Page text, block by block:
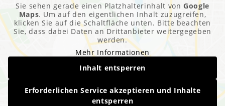
Sie sehen gerade einen Platzhalterinhalt vonGoogle
Maps. Um auf den eigentlichen Inhalt zuzugreifen,
klicken Sie auf die Schaltfläche unten. Bitte beachten
Sie, dass dabei Daten an Drittanbieter weitergegeben
werden.
Mehr Informationen
Inhalt entsperren
Erforderlichen Service akzeptieren und Inhalte
entsperren